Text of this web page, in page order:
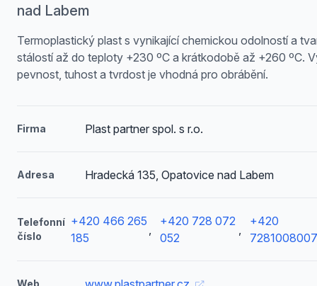
nad Labem
Termoplastický plast s vynikající chemickou odolností a
stálostí až do teploty +230 ºC a krátkodobě až +260 ºC.
pevnost, tuhost a tvrdost je vhodná pro obrábění.
Firma Plast partner spol. s r.o.
Adresa Hradecká 135, Opatovice nad Labem
Telefonní
číslo
+420 466 265
185
,
+420 728 072
052
,
+420
Web